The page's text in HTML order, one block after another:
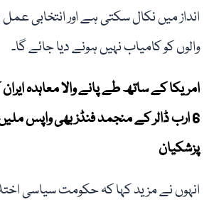
انداز میں نکال سکتی ہے اور انتخابی
والوں کو کامیاب نہیں ہونے دیا جائے گا۔
امریکا کے ساتھ طے پانے والا معاہدہ
6 ارب ڈالر کے منجمد فنڈز بھی واپس
پزشکیان
انہوں نے مزید کہا کہ حکومت سیاسی